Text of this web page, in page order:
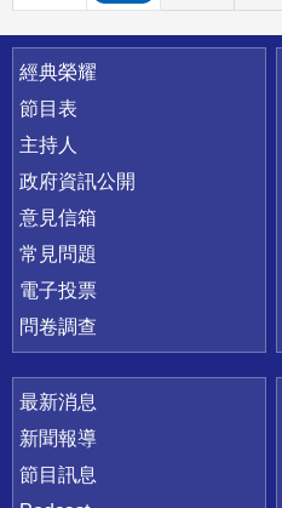
快速連結
經典榮耀
節目表
主持人
政府資訊公開
意見信箱
常見問題
電子投票
問卷調查
最新消息
新聞報導
節目訊息